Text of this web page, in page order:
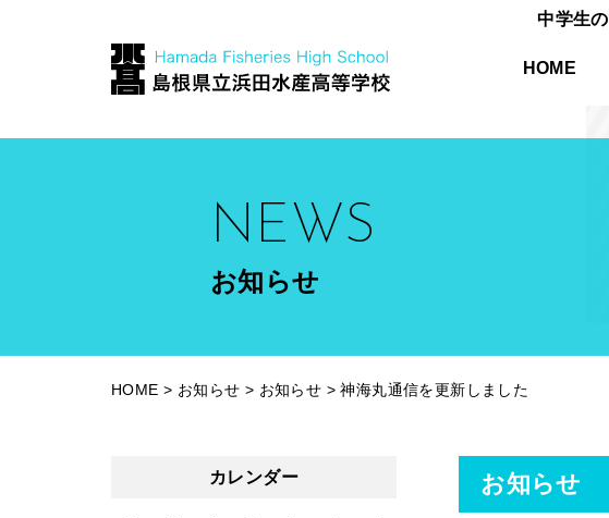
中学生
HOME
NEWS
お知らせ
HOME > お知らせ > お知らせ >神海丸通信を更新しました
カレンダー お知らせ